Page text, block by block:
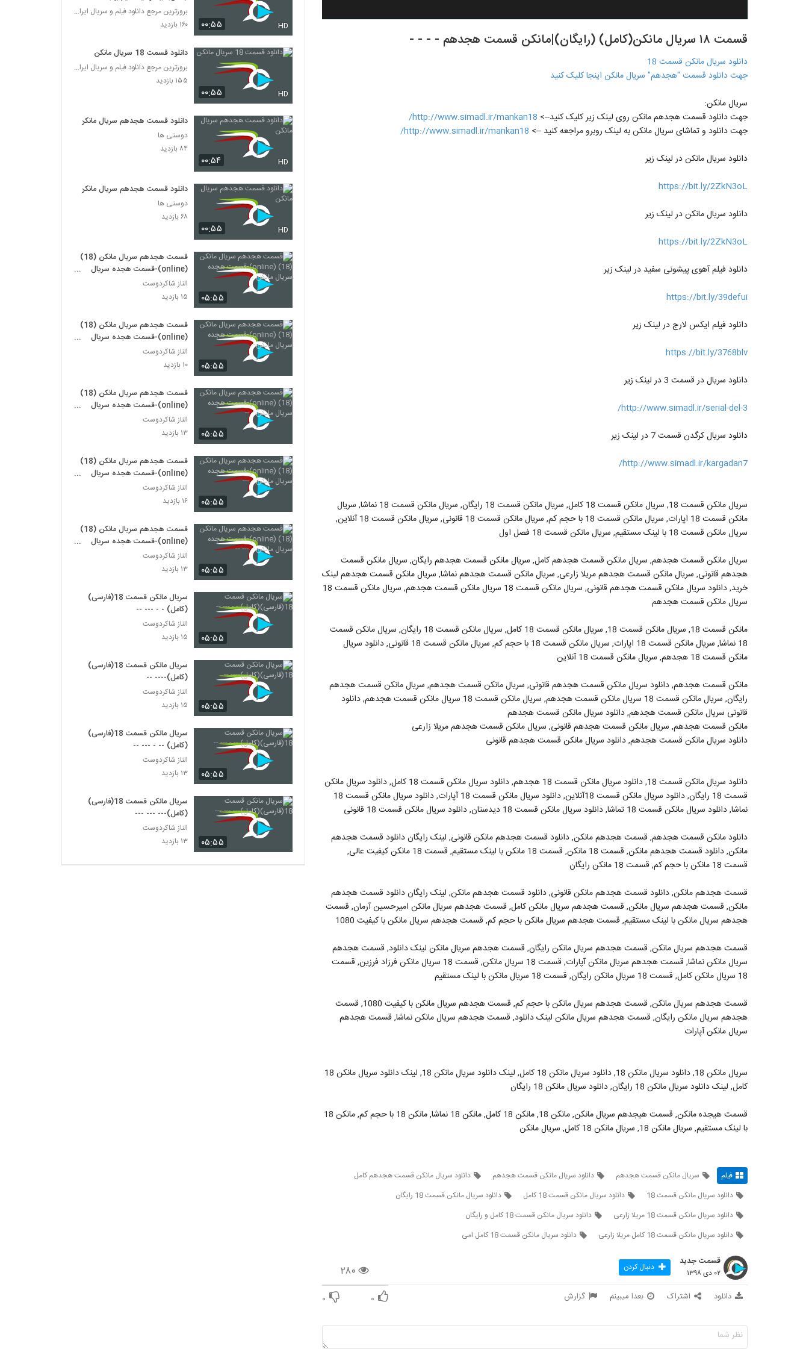
قسمت ۱۸ سریال مانکن(کامل) (رایگان)|مانکن قسمت هجدهم - - - -
دانلود سریال مانکن قسمت 18
جهت دانلود قسمت "هجدهم" سریال مانکن اینجا کلیک کنید
سریال مانکن:
جهت دانلود قسمت هجدهم مانکن روی لینک زیر کلیک کنید--> http://www.simadl.ir/mankan18/
جهت دانلود و تماشای سریال مانکن به لینک روبرو مراجعه کنید --> http://www.simadl.ir/mankan18/
دانلود سریال مانکن در لینک زیر
https://bit.ly/2ZkN3oL
دانلود سریال مانکن در لینک زیر
https://bit.ly/2ZkN3oL
دانلود فیلم آهوی پیشونی سفید در لینک زیر
https://bit.ly/39defui
دانلود فیلم ایکس لارج در لینک زیر
https://bit.ly/3768blv
دانلود سریال در قسمت 3 در لینک زیر
http://www.simadl.ir/serial-del-3/
دانلود سریال کرگدن قسمت 7 در لینک زیر
http://www.simadl.ir/kargadan7/
سریال مانکن قسمت 18, سریال مانکن قسمت 18 کامل, سریال مانکن قسمت 18 رایگان, سریال مانکن قسمت 18 نماشا, سریال
مانکن قسمت 18 اپارات, سریال مانکن قسمت 18 با حجم کم, سریال مانکن قسمت 18 قانونی, سریال مانکن قسمت 18 آنلاین,
سریال مانکن قسمت 18 با لینک مستقیم, سریال مانکن قسمت 18 فصل اول
سریال مانکن قسمت هجدهم, سریال مانکن قسمت هجدهم کامل, سریال مانکن قسمت هجدهم رایگان, سریال مانکن قسمت
هجدهم قانونی, سریال مانکن قسمت هجدهم مریلا زارعی, سریال مانکن قسمت هجدهم نماشا, سریال مانکن قسمت هجدهم لینک
خرید, دانلود سریال مانکن قسمت هجدهم قانونی, سریال مانکن قسمت 18 سریال مانکن قسمت هجدهم, سریال مانکن قسمت 18
سریال مانکن قسمت هجدهم
مانکن قسمت 18, سریال مانکن قسمت 18, سریال مانکن قسمت 18 کامل, سریال مانکن قسمت 18 رایگان, سریال مانکن قسمت
18 نماشا, سریال مانکن قسمت 18 اپارات, سریال مانکن قسمت 18 با حجم کم, سریال مانکن قسمت 18 قانونی, دانلود سریال
مانکن قسمت 18 هجدهم, سریال مانکن قسمت 18 آنلاین
مانکن قسمت هجدهم, دانلود سریال مانکن قسمت هجدهم قانونی, سریال مانکن قسمت هجدهم, سریال مانکن قسمت هجدهم
رایگان, سریال مانکن قسمت 18 سریال مانکن قسمت هجدهم, سریال مانکن قسمت 18 سریال مانکن قسمت هجدهم, دانلود
قانونی سریال مانکن قسمت هجدهم, دانلود سریال مانکن قسمت هجدهم
مانکن قسمت هجدهم, سریال مانکن قسمت هجدهم قانونی, سریال مانکن قسمت هجدهم مریلا زارعی
دانلود سریال مانکن قسمت هجدهم, دانلود سریال مانکن قسمت هجدهم قانونی
دانلود سریال مانکن قسمت 18, دانلود سریال مانکن قسمت 18 هجدهم, دانلود سریال مانکن قسمت 18 کامل, دانلود سریال مانکن
قسمت 18 رایگان, دانلود سریال مانکن قسمت 18آنلاین, دانلود سریال مانکن قسمت 18 آپارات, دانلود سریال مانکن قسمت 18
نماشا, دانلود سریال مانکن قسمت 18 تماشا, دانلود سریال مانکن قسمت 18 دیدستان, دانلود سریال مانکن قسمت 18 قانونی
دانلود مانکن قسمت هجدهم, قسمت هجدهم مانکن, دانلود قسمت هجدهم مانکن قانونی, لینک رایگان دانلود قسمت هجدهم
مانکن, دانلود قسمت هجدهم مانکن, قسمت 18 مانکن, قسمت 18 مانکن با لینک مستقیم, قسمت 18 مانکن کیفیت عالی,
قسمت 18 مانکن با حجم کم, قسمت 18 مانکن رایگان
قسمت هجدهم مانکن, دانلود قسمت هجدهم مانکن قانونی, دانلود قسمت هجدهم مانکن, لینک رایگان دانلود قسمت هجدهم
مانکن, قسمت هجدهم سریال مانکن, قسمت هجدهم سریال مانکن کامل, قسمت هجدهم سریال مانکن امیرحسین آرمان, قسمت
هجدهم سریال مانکن با لینک مستقیم, قسمت هجدهم سریال مانکن با حجم کم, قسمت هجدهم سریال مانکن با کیفیت 1080
قسمت هجدهم سریال مانکن, قسمت هجدهم سریال مانکن رایگان, قسمت هجدهم سریال مانکن لینک دانلود, قسمت هجدهم
سریال مانکن نماشا, قسمت هجدهم سریال مانکن آپارات, قسمت 18 سریال مانکن, قسمت 18 سریال مانکن فرزاد فرزین, قسمت
18 سریال مانکن کامل, قسمت 18 سریال مانکن رایگان, قسمت 18 سریال مانکن با لینک مستقیم
قسمت هجدهم سریال مانکن, قسمت هجدهم سریال مانکن با حجم کم, قسمت هجدهم سریال مانکن با کیفیت 1080, قسمت
هجدهم سریال مانکن رایگان, قسمت هجدهم سریال مانکن لینک دانلود, قسمت هجدهم سریال مانکن نماشا, قسمت هجدهم
سریال مانکن آپارات
سریال مانکن 18, دانلود سریال مانکن 18, دانلود سریال مانکن 18 کامل, لینک دانلود سریال مانکن 18, لینک دانلود سریال مانکن 18
کامل, لینک دانلود سریال مانکن 18 رایگان, دانلود سریال مانکن 18 رایگان
قسمت هیجده مانکن, قسمت هیجدهم سریال مانکن, مانکن 18, مانکن 18 کامل, مانکن 18 نماشا, مانکن 18 با حجم کم, مانکن 18
با لینک مستقیم, سریال مانکن 18, سریال مانکن 18 کامل, سریال مانکن
فیلم سریال مانکن قسمت هجدهم دانلود سریال مانکن قسمت هجدهم
دانلود سریال مانکن قسمت هجدهم کامل
دانلود سریال مانکن قسمت 18
دانلود سریال مانکن قسمت 18 کامل
دانلود سریال مانکن قسمت 18 رایگان
دانلود سریال مانکن قسمت 18 مریلا زارعی
دانلود سریال مانکن قسمت 18 کامل و رایگان
دانلود سریال مانکن قسمت 18 کامل مریلا زارعی
دانلود سریال مانکن قسمت 18 کامل امی
۲۸۰
قسمت جدید
۰۲ دی ۱۳۹۸ دنبال کردن
دانلود اشتراک بعدا میبینم گزارش ۰ ۰
۰۰:۵۵ HD
بروزترین مرجع دانلود فیلم و سریال ایرانی
۱۶۰ بازدید
۰۰:۵۵ HD
دانلود قسمت 18 سریال مانکن
بروزترین مرجع دانلود فیلم و سریال ایرانی
۱۵۵ بازدید
۰۰:۵۴ HD
دانلود قسمت هجدهم سریال مانکن
دوستی ها
۸۴ بازدید
۰۰:۵۵ HD
دانلود قسمت هجدهم سریال مانکن
دوستی ها
۶۸ بازدید
۰۵:۵۵
قسمت هجدهم سریال مانکن (18)
(online)-قسمت هجده سریال
مانکن
الناز شاکردوست
۱۵ بازدید
۰۵:۵۵
قسمت هجدهم سریال مانکن (18)
(online)-قسمت هجده سریال
مانکن-
الناز شاکردوست
۱۰ بازدید
۰۵:۵۵
قسمت هجدهم سریال مانکن (18)
(online)-قسمت هجده سریال
مانکن - --
الناز شاکردوست
۱۳ بازدید
۰۵:۵۵
قسمت هجدهم سریال مانکن (18)
(online)-قسمت هجده سریال
مانکن - ---
الناز شاکردوست
۱۶ بازدید
۰۵:۵۵
قسمت هجدهم سریال مانکن (18)
(online)-قسمت هجده سریال
مانکن-- --- --
الناز شاکردوست
۱۳ بازدید
۰۵:۵۵
سریال مانکن قسمت 18(فارسی)
(کامل) - - --- --
الناز شاکردوست
۱۵ بازدید
۰۵:۵۵
سریال مانکن قسمت 18(فارسی)
(کامل)---- --
الناز شاکردوست
۱۵ بازدید
۰۵:۵۵
سریال مانکن قسمت 18(فارسی)
(کامل) -- - --- --
الناز شاکردوست
۱۳ بازدید
۰۵:۵۵
سریال مانکن قسمت 18(فارسی)
(کامل)--- --- ---
الناز شاکردوست
۱۳ بازدید